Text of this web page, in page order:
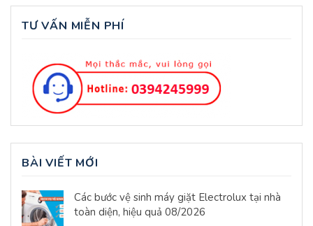
TƯ VẤN MIỄN PHÍ
BÀI VIẾT MỚI
Các bước vệ sinh máy giặt Electrolux tại nhà
toàn diện, hiệu quả 08/2026